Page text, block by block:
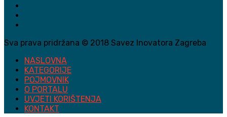
Sva prava pridržana © 2018 Savez Inovatora Zagreba
NASLOVNA
KATEGORIJE
POJMOVNIK
O PORTALU
UVJETI KORIŠTENJA
KONTAKT